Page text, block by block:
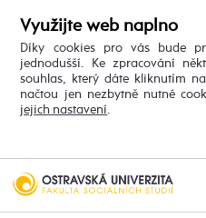
Využijte web naplno
Díky cookies pro vás bude
jednodušší. Ke zpracování
souhlas, který dáte kliknutím
načtou jen nezbytně nutné
jejich nastavení